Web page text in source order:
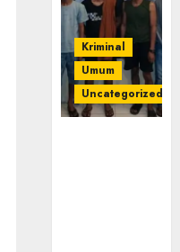
Kriminal
Umum
Uncategorized